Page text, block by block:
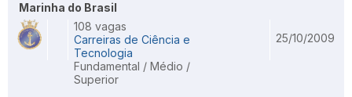
Marinha do Brasil
108 vagas
Carreiras de Ciência e
Tecnologia
Fundamental / Médio /
Superior
25/10/2009